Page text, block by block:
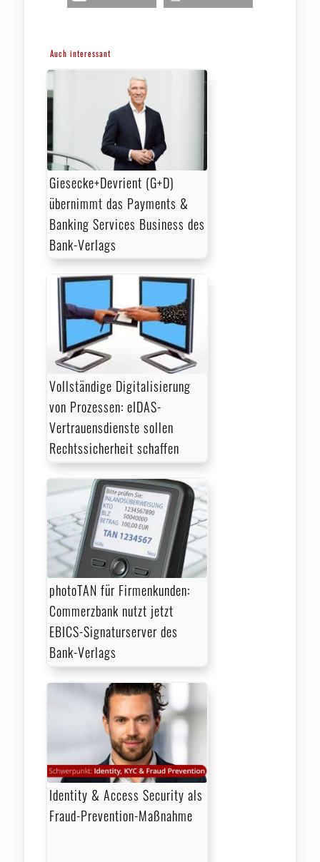
Auch interessant
Giesecke+Devrient (G+D)
übernimmt das Payments &
Banking Services Business des
Bank-Verlags
Vollständige Digitalisierung
von Prozessen: eIDAS-
Vertrauensdienste sollen
Rechtssicherheit schaffen
photoTAN für Firmenkunden:
Commerzbank nutzt jetzt
EBICS-Signaturserver des
Bank-Verlags
Identity & Access Security als
Fraud-Prevention-Maßnahme